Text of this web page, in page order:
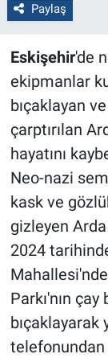
Paylaş
Eskişehir'de
ekipmanlar
bıçaklayan
çarptırılan
hayatını
Neo-nazi
kask ve
gizleyen
2024
Parkı'nın
bıçaklayarak
telefonundan
Gezi
Genel
Çevre
Yerel
Magazin
Bilim ve